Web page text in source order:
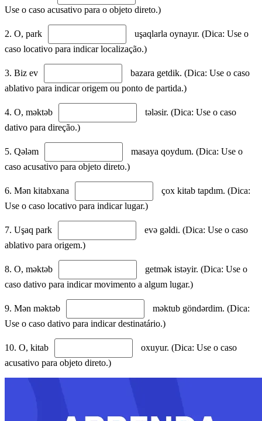
Use o caso acusativo para o objeto direto.)
2. O, park
uşaqlarla oynayır. (Dica: Use o
caso locativo para indicar localização.)
3. Biz ev
bazara getdik. (Dica: Use o caso
ablativo para indicar origem ou ponto de partida.)
4. O, məktəb
tələsir. (Dica: Use o caso
dativo para direção.)
5. Qələm
masaya qoydum. (Dica: Use o
caso acusativo para objeto direto.)
6. Mən kitabxana
çox kitab tapdım. (Dica:
Use o caso locativo para indicar lugar.)
7. Uşaq park
evə gəldi. (Dica: Use o caso
ablativo para origem.)
8. O, məktəb
getmək istəyir. (Dica: Use o
caso dativo para indicar movimento a algum lugar.)
9. Mən məktəb
məktub göndərdim. (Dica:
Use o caso dativo para indicar destinatário.)
10. O, kitab
oxuyur. (Dica: Use o caso
acusativo para objeto direto.)